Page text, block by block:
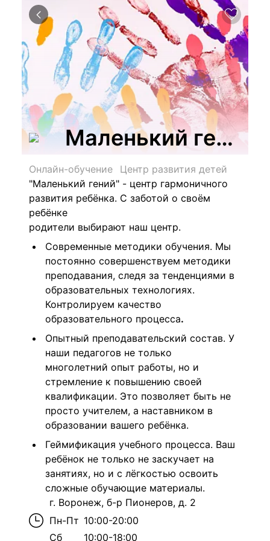
Маленький гений,
Онлайн-обучение
Центр развития детей
"Маленький гений" - центр гармоничного
развития ребёнка. С заботой о своём
ребёнке
родители выбирают наш центр.
Современные методики обучения. Мы
постоянно совершенствуем методики
преподавания, следя за тенденциями в
образовательных технологиях.
Контролируем качество
образовательного процесса.
Опытный преподавательский состав. У
наши педагогов не только
многолетний опыт работы, но и
стремление к повышению своей
квалификации. Это позволяет быть не
просто учителем, а наставником в
образовании вашего ребёнка.
Геймификация учебного процесса. Ваш
ребёнок не только не заскучает на
занятиях, но и с лёгкостью освоить
сложные обучающие материалы.
г. Воронеж, б-р Пионеров, д. 2
Пн-Пт 10:00-20:00
Сб
10:00-18:00